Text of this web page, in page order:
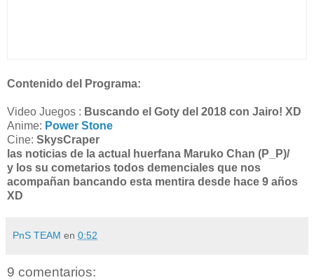
Contenido del Programa:
Video Juegos : Buscando el Goty del 2018 con Jairo! XD
Anime: Power Stone
Cine: SkysCraper
las noticias de la actual huerfana Maruko Chan (P_P)/
y los su cometarios todos demenciales que nos
acompañan bancando esta mentira desde hace 9 años
XD
PnS TEAM en 0:52
9 comentarios: